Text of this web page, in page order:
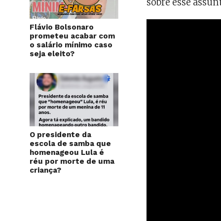
Flávio Bolsonaro
prometeu acabar com
o salário mínimo caso
seja eleito?
O presidente da
escola de samba que
homenageou Lula é
réu por morte de uma
criança?